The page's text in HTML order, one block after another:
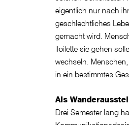
eigentlich nur nach
geschlechtliches
gemacht wird.
Toilette sie gehen
wechseln.
in ein bestimmtes
Als
Drei Semester lang